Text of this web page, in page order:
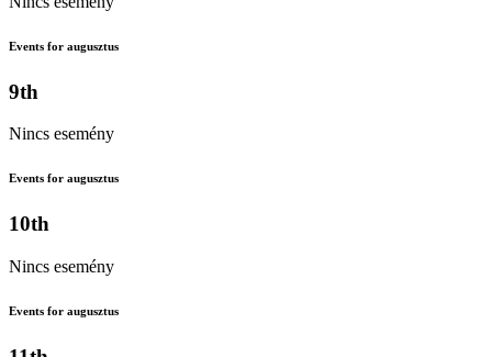
Events for augusztus
9th
Nincs esemény
Events for augusztus
10th
Nincs esemény
Events for augusztus